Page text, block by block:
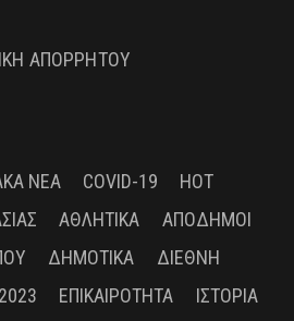
ΑΠΟΡΡΗΤΟΥ
ΝΈΑ COVID-19
HOT
ΑΘΛΗΤΙΚΆ
ΑΠΌΔΗΜΟΙ
ΔΗΜΟΤΙΚΆ
ΔΙΕΘΝΉ
ΕΠΙΚΑΙΡΌΤΗΤΑ
ΙΣΤΟΡΊΑ